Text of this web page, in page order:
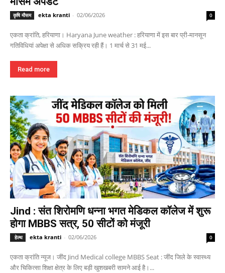
कृषि मौसम ekta kranti - 02/06/2026 0
एकता क्रांति, हरियाणा। Haryana June weather : हरियाणा में इस बार प्री-मानसून
गतिविधियां अपेक्षा से अधिक सक्रिय रही हैं। 1 मार्च से 31 मई...
Read more
Jind : संत शिरोमणि धन्ना भगत मेडिकल कॉलेज में शुरू
होगा MBBS सत्र, 50 सीटों को मंजूरी
हेल्थ ekta kranti - 02/06/2026 0
एकता क्रांति न्यूज। जींद Jind Medical college MBBS Seat : जींद जिले के स्वास्थ्य
और चिकित्सा शिक्षा क्षेत्र के लिए बड़ी खुशखबरी सामने आई है।...